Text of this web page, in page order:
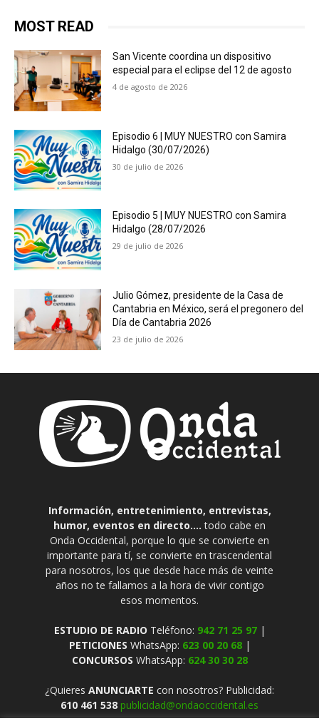
MOST READ
San Vicente coordina un dispositivo
especial para el eclipse del 12 de agosto
4 de agosto de 2026
Episodio 6 | MUY NUESTRO con Samira
Hidalgo (30/07/2026)
30 de julio de 2026
Episodio 5 | MUY NUESTRO con Samira
Hidalgo (28/07/2026
29 de julio de 2026
Julio Gómez, presidente de la Casa de
Cantabria en México, será el pregonero del
Día de Cantabria 2026
23 de julio de 2026
Información, entretenimiento, entrevistas,
humor, eventos en directo.... todo cabe en
Onda Occidental, porque lo que se convierte en
importante para tí, se convierte en trascendental
para nosotros, los que desde hace más de veinte
años no te fallamos a la hora de vivir contigo
esos momentos.
ESTUDIO DE RADIO Teléfono: 942 71 25 97|
PETICIONES WhatsApp: 623 00 20 68|
CONCURSOS WhatsApp: 624 30 30 28
¿Quieres ANUNCIARTE con nosotros? Publicidad:
610 461 538 publicidad@ondaoccidental.es